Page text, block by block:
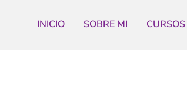
INICIO SOBRE MI CURSOS